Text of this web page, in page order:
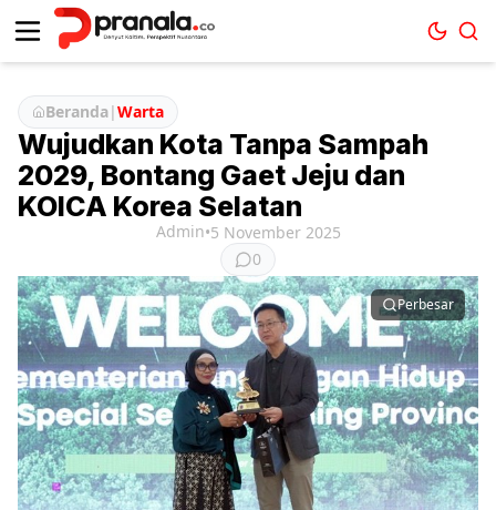
Beranda|Warta
Wujudkan Kota Tanpa Sampah
2029, Bontang Gaet Jeju dan
KOICA Korea Selatan
Admin•5 November 2025
0
Perbesar